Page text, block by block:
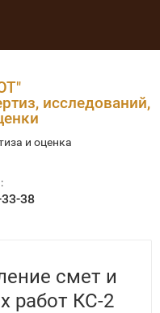
исследований,
и оценка
38
смет и
работ КС-2